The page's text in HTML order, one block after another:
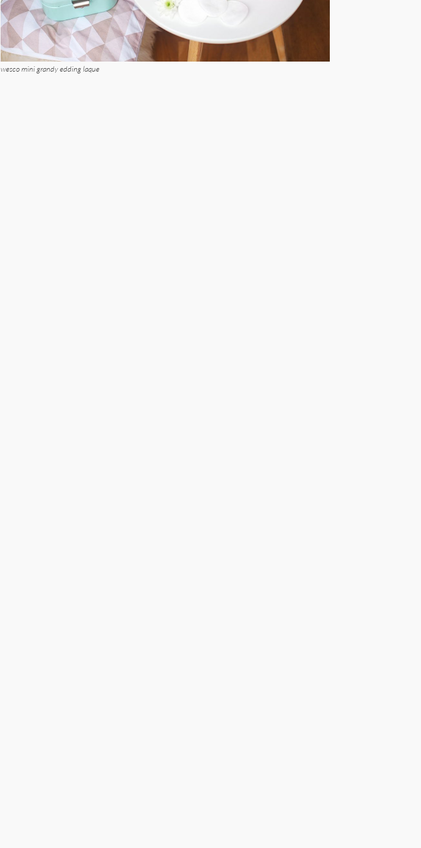
wesco mini grandy edding laque